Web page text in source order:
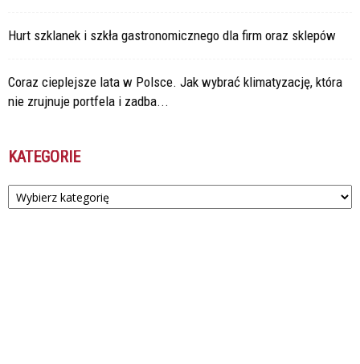
Hurt szklanek i szkła gastronomicznego dla firm oraz sklepów
Coraz cieplejsze lata w Polsce. Jak wybrać klimatyzację, która
nie zrujnuje portfela i zadba...
KATEGORIE
Kategorie